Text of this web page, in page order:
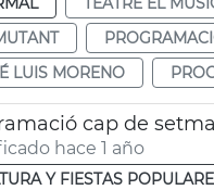
LUIS MORENO
hace 1 año
Y FIESTAS